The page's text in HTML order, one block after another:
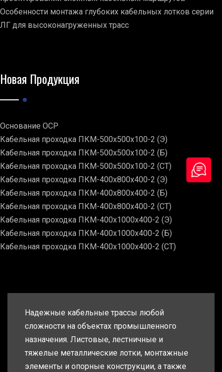
Особенности монтажа глубоких кабельных лотков серии
ЛГ для высоконагруженных трасс
Новая Продукция
Основание ОСР
Кабельная проходка ПКМ-500х500х100-2 (Э)
Кабельная проходка ПКМ-500х500х100-2 (Б)
Кабельная проходка ПКМ-500х500х100-2 (СТ)
Кабельная проходка ПКМ-400х800х400-2 (Э)
Кабельная проходка ПКМ-400х800х400-2 (Б)
Кабельная проходка ПКМ-400х800х400-2 (СТ)
Кабельная проходка ПКМ-400х1000х400-2 (Э)
Кабельная проходка ПКМ-400х1000х400-2 (Б)
Кабельная проходка ПКМ-400х1000х400-2 (СТ)
Надежные кабельные трассы любой
сложности на объектах промышленного
назначения. Листовые, лестничные и
тяжелые металлические лотки, монтажные
элементы и опорные конструкции, а также